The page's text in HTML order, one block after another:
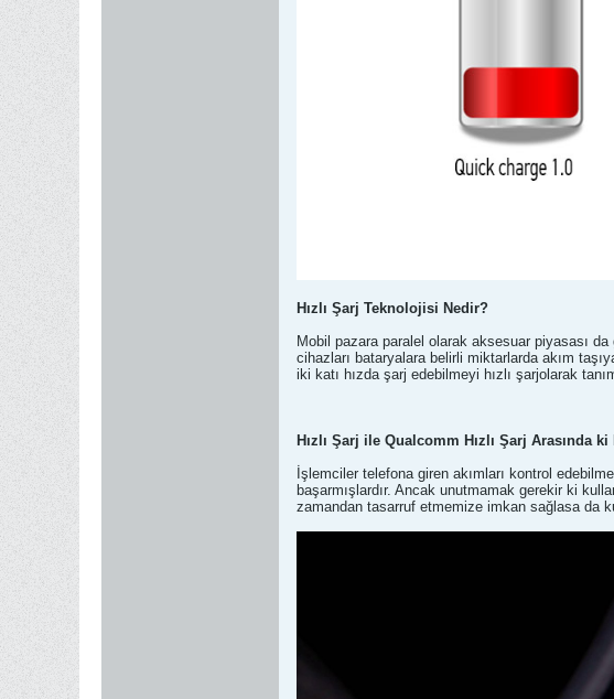
Hızlı Şarj Teknolojisi Nedir?
Mobil pazara paralel olarak aksesuar piyasası
cihazları bataryalara belirli miktarlarda akım
iki katı hızda şarj edebilmeyi hızlı şarjolarak
Hızlı Şarj ile Qualcomm Hızlı Şarj Arasında
İşlemciler telefona giren akımları kontrol
başarmışlardır. Ancak unutmamak gerekir ki
zamandan tasarruf etmemize imkan sağlasa da